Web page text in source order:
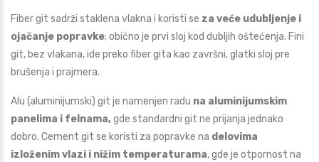
Fiber git sadrži staklena vlakna i koristi se za veće udubljenje i
ojačanje popravke; obično je prvi sloj kod dubljih oštećenja. Fini
git, bez vlakana, ide preko fiber gita kao završni, glatki sloj pre
brušenja i prajmera.
Alu (aluminijumski) git je namenjen radu na aluminijumskim
panelima i felnama,gde standardni git ne prijanja jednako
dobro. Cement git se koristi za popravke na delovima
izloženim vlazi i nižim temperaturama, gde je otpornost na